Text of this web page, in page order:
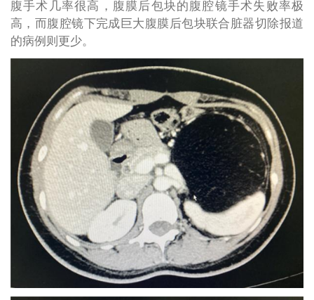
腹手术几率很高，腹膜后包块的腹腔镜手术失败率极
高，而腹腔镜下完成巨大腹膜后包块联合脏器切除报道
的病例则更少。